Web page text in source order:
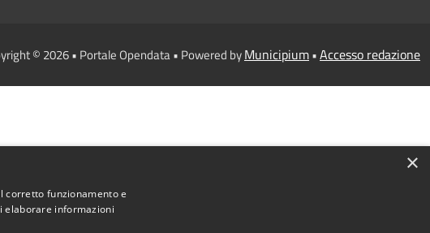
© 2026 • Portale Opendata • Powered byMunicipium•Accesso redazione
×
corretto funzionamento e
elaborare informazioni